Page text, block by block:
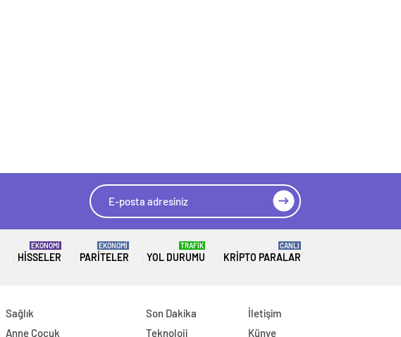
HISSELER
EKONOMİ
PARITELER
EKONOMİ
YOL DURUMU
TRAFİK
KRIPTO PARALAR
CANLI
Sağlık
Anne Çocuk
Son Dakika
Teknoloji
İletişim
Künye